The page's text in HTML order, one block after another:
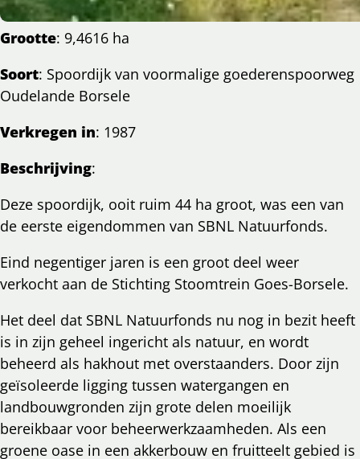
Grootte: 9,4616 ha
Soort: Spoordijk van voormalige goederenspoorweg
Oudelande Borsele
Verkregen in: 1987
Beschrijving:
Deze spoordijk, ooit ruim 44 ha groot, was een van
de eerste eigendommen van SBNL Natuurfonds.
Eind negentiger jaren is een groot deel weer
verkocht aan de Stichting Stoomtrein Goes-Borsele.
Het deel dat SBNL Natuurfonds nu nog in bezit heeft
is in zijn geheel ingericht als natuur, en wordt
beheerd als hakhout met overstaanders. Door zijn
geïsoleerde ligging tussen watergangen en
landbouwgronden zijn grote delen moeilijk
bereikbaar voor beheerwerkzaamheden. Als een
groene oase in een akkerbouw en fruitteelt gebied is